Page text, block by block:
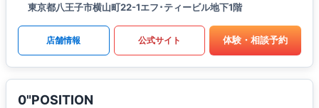
東京都八王子市横山町22-1エフ･ティービル地下1階
店舗情報 公式サイト 体験・相談予約
0"POSITION